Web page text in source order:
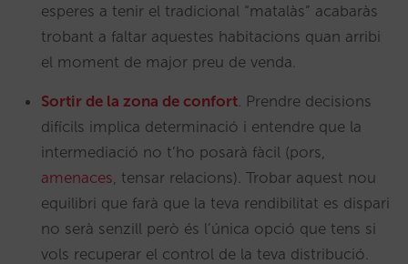
esperes a tenir el tradicional “matalàs” acabaràs
trobant a faltar aquestes habitacions quan arribi
el moment de major preu de venda.
Sortir de la zona de confort . Prendre decisions
difícils implica determinació i entendre que la
intermediació no t’ho posarà fàcil (pors,
amenaces , tensar relacions). Trobar aquest nou
equilibri que farà que la teva rendibilitat es dispari
no serà senzill però és l’única opció que tens si
vols recuperar el control de la teva distribució.